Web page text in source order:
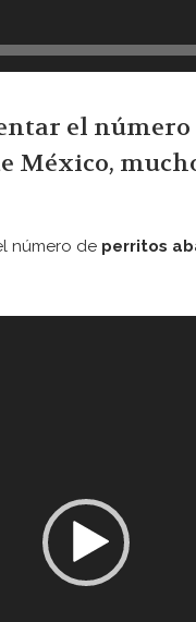
el
México,
número de perritos